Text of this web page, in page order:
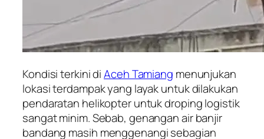
Kondisi terkini diAceh Tamiang menunjukan
lokasi terdampak yang layak untuk dilakukan
pendaratan helikopter untuk droping logistik
sangat minim. Sebab, genangan air banjir
bandang masih menggenangi sebagian